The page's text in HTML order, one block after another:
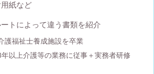
紙など
トによって違う書類を紹介
護福祉士養成施設を卒業
年以上介護等の業務に従事＋実務者研修